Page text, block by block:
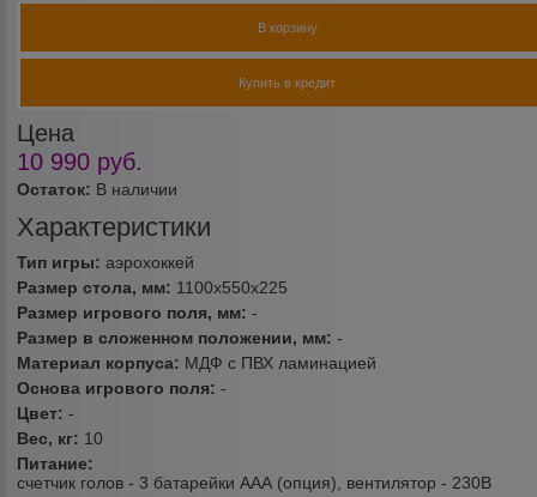
Остаток: В наличии
Характеристики
Тип игры:аэрохоккей
Размер стола, мм: 1100х550х225
Размер игрового поля, мм:-
Размер в сложенном положении, мм:-
Материал корпуса: МДФ с ПВХ ламинацией
Основа игрового поля:-
Цвет:-
Вес, кг: 10
Питание:
счетчик голов - 3 батарейки ААА (опция), вентилятор - 230В
Цена
10 990 руб.
В корзину
Купить в кредит